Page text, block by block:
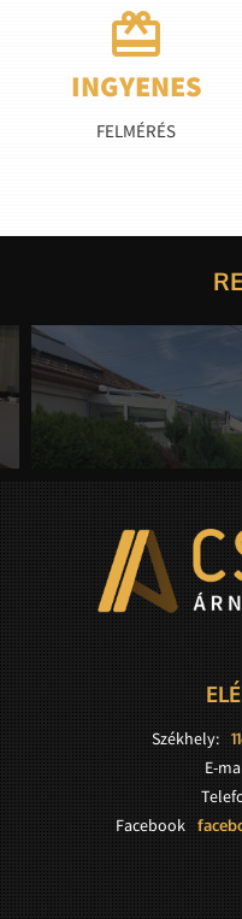

FELMÉRÉS
Székhely:
E-
Facebook